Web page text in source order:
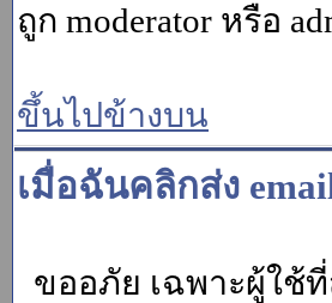
ถูก moderator หรือ
ขึ้นไปข้างบน
เมื่อฉันคลิกส่ง
ขออภัย เฉพาะผู้ใช้